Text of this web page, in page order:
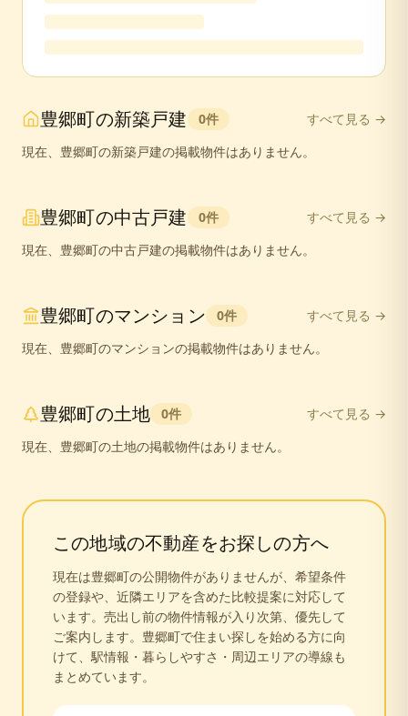
豊郷町の新築戸建 0件
すべて見る →
現在、 豊郷町の新築戸建の掲載物件はありません。
豊郷町の中古戸建 0件
すべて見る →
現在、 豊郷町の中古戸建の掲載物件はありません。
豊郷町のマンション 0件
すべて見る →
現在、 豊郷町のマンションの掲載物件はありません。
豊郷町の土地 0件
すべて見る →
現在、 豊郷町の土地の掲載物件はありません。
この地域の不動産をお探しの方へ
現在は豊郷町の公開物件がありませんが、希望条件
の登録や、近隣エリアを含めた比較提案に対応して
います。売出し前の物件情報が入り次第、優先して
ご案内します。 豊郷町で住まい探しを始める方に向
けて、駅情報・暮らしやすさ・周辺エリアの導線も
まとめています。